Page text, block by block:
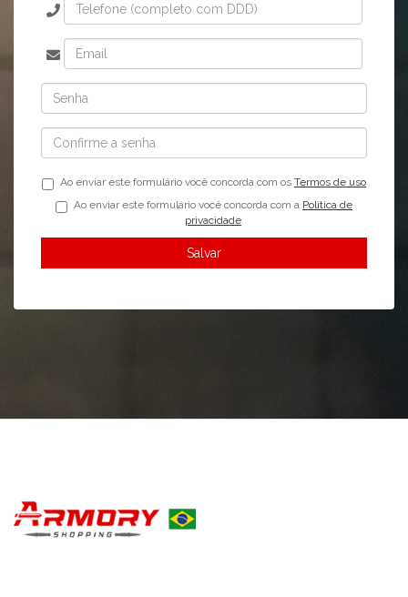
Ao enviar este formulário você concorda com os Termos de uso
Ao enviar este formulário você concorda com a Política de
privacidade
Salvar